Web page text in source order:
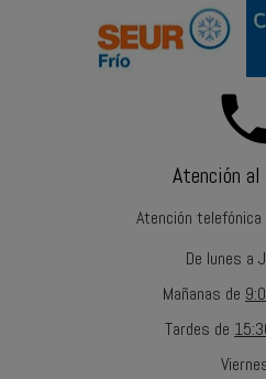
Atención
Atención telefónica
De lunes a
Mañanas de
Tardes de